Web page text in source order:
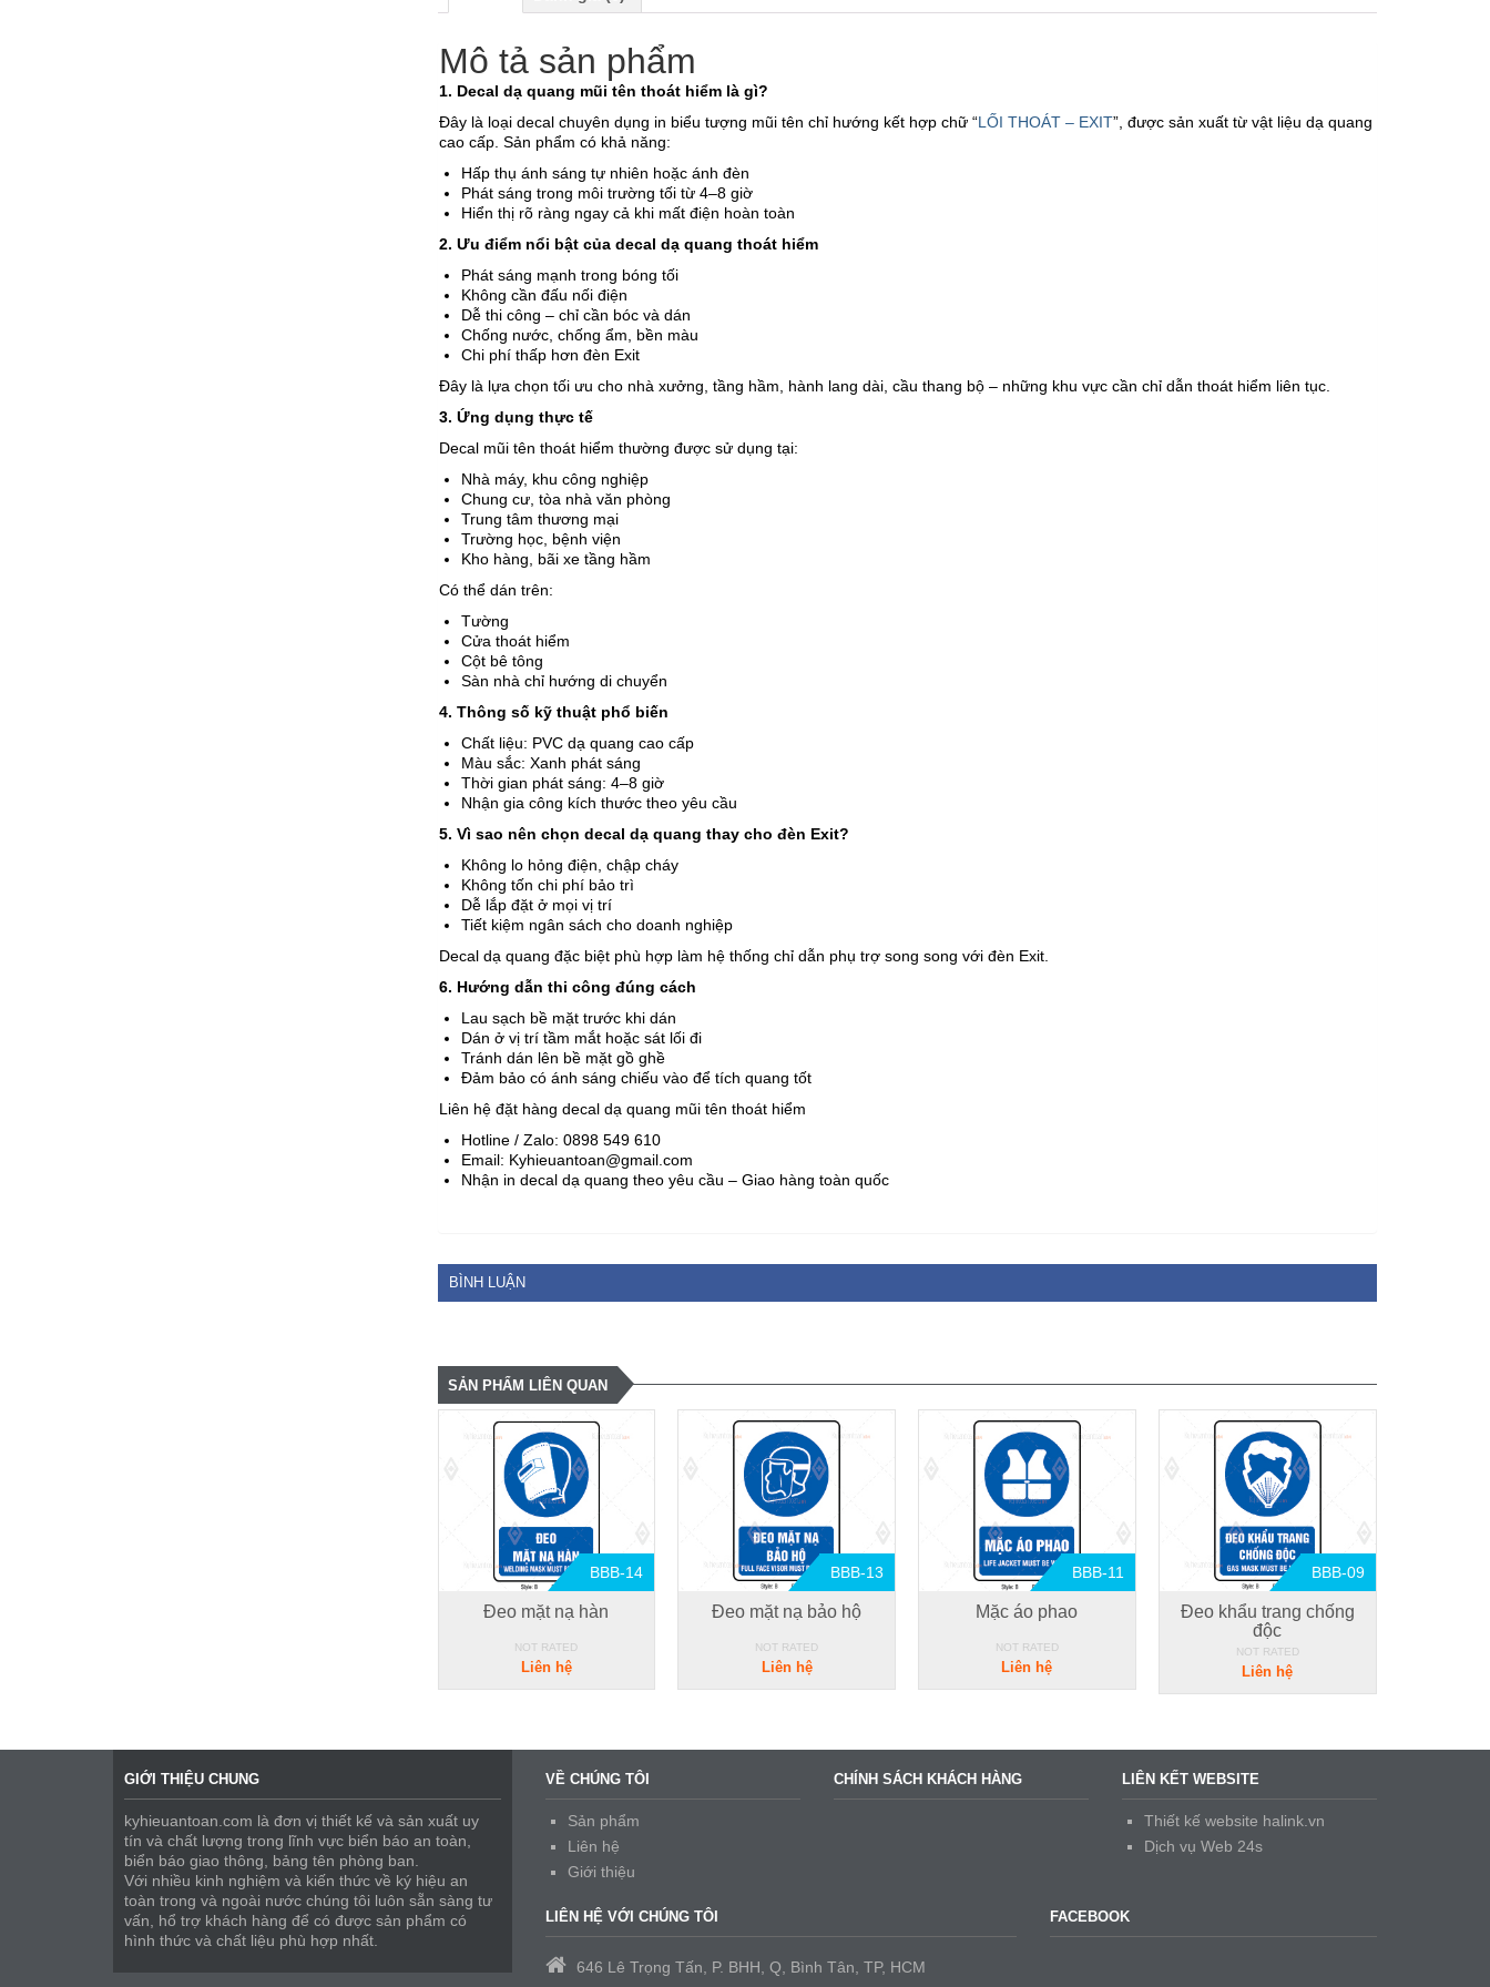
Mô tả sản phẩm
1. Decal dạ quang mũi tên thoát hiểm là gì?
Đây là loại decal chuyên dụng in biểu tượng mũi tên chỉ hướng kết hợp chữ “LỐI THOÁT – EXIT”, được sản xuất từ vật liệu dạ quang
cao cấp. Sản phẩm có khả năng:
Hấp thụ ánh sáng tự nhiên hoặc ánh đèn
Phát sáng trong môi trường tối từ 4–8 giờ
Hiển thị rõ ràng ngay cả khi mất điện hoàn toàn
2. Ưu điểm nổi bật của decal dạ quang thoát hiểm
Phát sáng mạnh trong bóng tối
Không cần đấu nối điện
Dễ thi công – chỉ cần bóc và dán
Chống nước, chống ẩm, bền màu
Chi phí thấp hơn đèn Exit
Đây là lựa chọn tối ưu cho nhà xưởng, tầng hầm, hành lang dài, cầu thang bộ – những khu vực cần chỉ dẫn thoát hiểm liên tục.
3. Ứng dụng thực tế
Decal mũi tên thoát hiểm thường được sử dụng tại:
Nhà máy, khu công nghiệp
Chung cư, tòa nhà văn phòng
Trung tâm thương mại
Trường học, bệnh viện
Kho hàng, bãi xe tầng hầm
Có thể dán trên:
Tường
Cửa thoát hiểm
Cột bê tông
Sàn nhà chỉ hướng di chuyển
4. Thông số kỹ thuật phổ biến
Chất liệu: PVC dạ quang cao cấp
Màu sắc: Xanh phát sáng
Thời gian phát sáng: 4–8 giờ
Nhận gia công kích thước theo yêu cầu
5. Vì sao nên chọn decal dạ quang thay cho đèn Exit?
Không lo hỏng điện, chập cháy
Không tốn chi phí bảo trì
Dễ lắp đặt ở mọi vị trí
Tiết kiệm ngân sách cho doanh nghiệp
Decal dạ quang đặc biệt phù hợp làm hệ thống chỉ dẫn phụ trợ song song với đèn Exit.
6. Hướng dẫn thi công đúng cách
Lau sạch bề mặt trước khi dán
Dán ở vị trí tầm mắt hoặc sát lối đi
Tránh dán lên bề mặt gồ ghề
Đảm bảo có ánh sáng chiếu vào để tích quang tốt
Liên hệ đặt hàng decal dạ quang mũi tên thoát hiểm
Hotline / Zalo: 0898 549 610
Email: Kyhieuantoan@gmail.com
Nhận in decal dạ quang theo yêu cầu – Giao hàng toàn quốc
BÌNH LUẬN
SẢN PHẨM LIÊN QUAN
BBB-14
Đeo mặt nạ hàn
NOT RATED
Liên hệ
BBB-13
Đeo mặt nạ bảo hộ
NOT RATED
Liên hệ
BBB-11
Mặc áo phao
NOT RATED
Liên hệ
BBB-09
Đeo khẩu trang chống
độc
NOT RATED
Liên hệ
GIỚI THIỆU CHUNG
kyhieuantoan.com là đơn vị thiết kế và sản xuất uy
tín và chất lượng trong lĩnh vực biển báo an toàn,
biển báo giao thông, bảng tên phòng ban.
Với nhiều kinh nghiệm và kiến thức về ký hiệu an
toàn trong và ngoài nước chúng tôi luôn sẵn sàng tư
vấn, hổ trợ khách hàng để có được sản phẩm có
hình thức và chất liệu phù hợp nhất.
VỀ CHÚNG TÔI
Sản phẩm
Liên hệ
Giới thiệu
CHÍNH SÁCH KHÁCH HÀNG LIÊN KẾT WEBSITE
Thiết kế website halink.vn
Dịch vụ Web 24s
LIÊN HỆ VỚI CHÚNG TÔI
646 Lê Trọng Tấn, P. BHH, Q, Bình Tân, TP, HCM
FACEBOOK